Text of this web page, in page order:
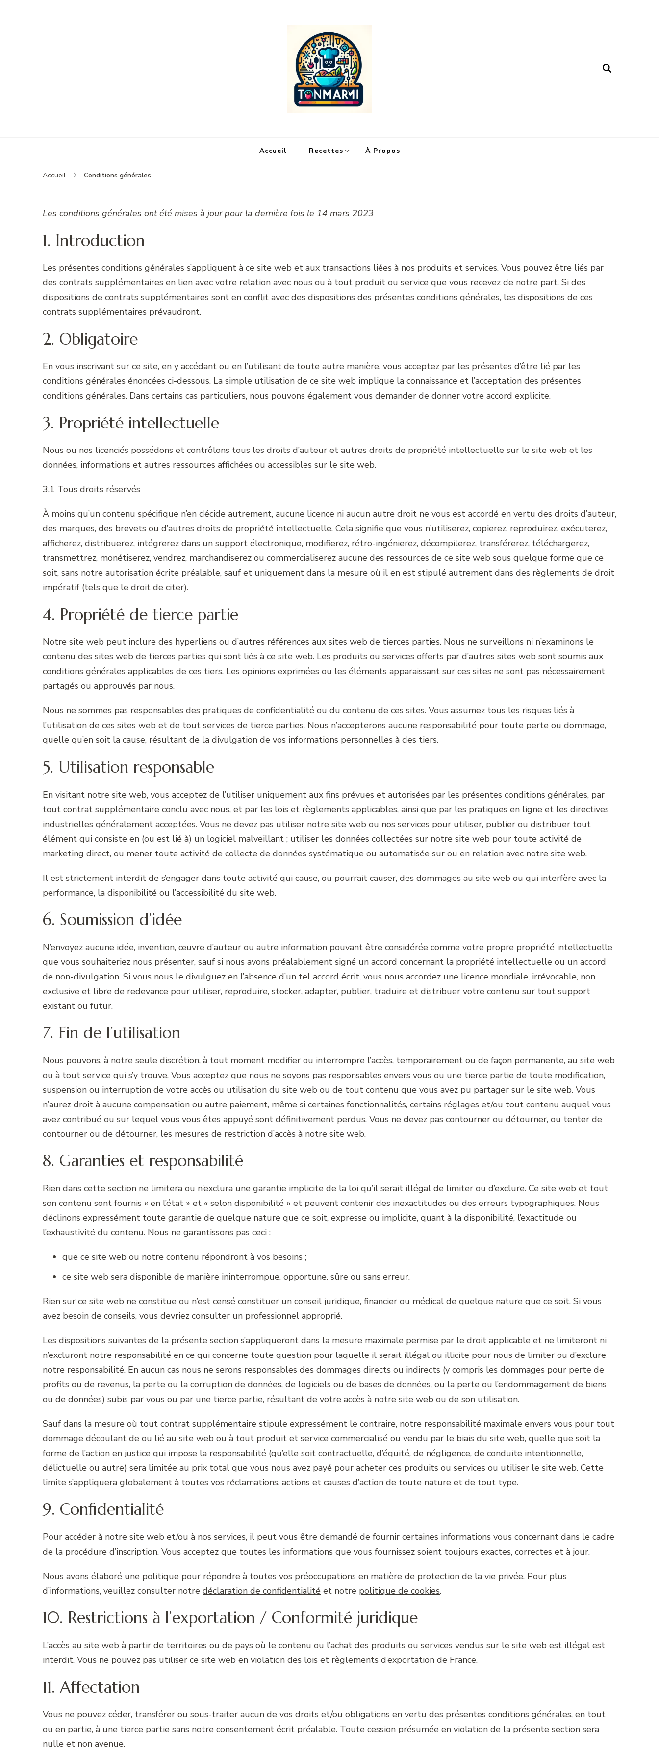
Accueil Recettes À Propos
Accueil Conditions générales
Les conditions générales ont été mises à jour pour la dernière fois le 14 mars 2023
1. Introduction
Les présentes conditions générales s’appliquent à ce site web et aux transactions liées à nos produits et services. Vous pouvez être liés par
des contrats supplémentaires en lien avec votre relation avec nous ou à tout produit ou service que vous recevez de notre part. Si des
dispositions de contrats supplémentaires sont en conflit avec des dispositions des présentes conditions générales, les dispositions de ces
contrats supplémentaires prévaudront.
2. Obligatoire
En vous inscrivant sur ce site, en y accédant ou en l’utilisant de toute autre manière, vous acceptez par les présentes d’être lié par les
conditions générales énoncées ci-dessous. La simple utilisation de ce site web implique la connaissance et l’acceptation des présentes
conditions générales. Dans certains cas particuliers, nous pouvons également vous demander de donner votre accord explicite.
3. Propriété intellectuelle
Nous ou nos licenciés possédons et contrôlons tous les droits d’auteur et autres droits de propriété intellectuelle sur le site web et les
données, informations et autres ressources affichées ou accessibles sur le site web.
3.1 Tous droits réservés
À moins qu’un contenu spécifique n’en décide autrement, aucune licence ni aucun autre droit ne vous est accordé en vertu des droits d’auteur,
des marques, des brevets ou d’autres droits de propriété intellectuelle. Cela signifie que vous n’utiliserez, copierez, reproduirez, exécuterez,
afficherez, distribuerez, intégrerez dans un support électronique, modifierez, rétro-ingénierez, décompilerez, transférerez, téléchargerez,
transmettrez, monétiserez, vendrez, marchandiserez ou commercialiserez aucune des ressources de ce site web sous quelque forme que ce
soit, sans notre autorisation écrite préalable, sauf et uniquement dans la mesure où il en est stipulé autrement dans des règlements de droit
impératif (tels que le droit de citer).
4. Propriété de tierce partie
Notre site web peut inclure des hyperliens ou d’autres références aux sites web de tierces parties. Nous ne surveillons ni n’examinons le
contenu des sites web de tierces parties qui sont liés à ce site web. Les produits ou services offerts par d’autres sites web sont soumis aux
conditions générales applicables de ces tiers. Les opinions exprimées ou les éléments apparaissant sur ces sites ne sont pas nécessairement
partagés ou approuvés par nous.
Nous ne sommes pas responsables des pratiques de confidentialité ou du contenu de ces sites. Vous assumez tous les risques liés à
l’utilisation de ces sites web et de tout services de tierce parties. Nous n’accepterons aucune responsabilité pour toute perte ou dommage,
quelle qu’en soit la cause, résultant de la divulgation de vos informations personnelles à des tiers.
5. Utilisation responsable
En visitant notre site web, vous acceptez de l’utiliser uniquement aux fins prévues et autorisées par les présentes conditions générales, par
tout contrat supplémentaire conclu avec nous, et par les lois et règlements applicables, ainsi que par les pratiques en ligne et les directives
industrielles généralement acceptées. Vous ne devez pas utiliser notre site web ou nos services pour utiliser, publier ou distribuer tout
élément qui consiste en (ou est lié à) un logiciel malveillant ; utiliser les données collectées sur notre site web pour toute activité de
marketing direct, ou mener toute activité de collecte de données systématique ou automatisée sur ou en relation avec notre site web.
Il est strictement interdit de s’engager dans toute activité qui cause, ou pourrait causer, des dommages au site web ou qui interfère avec la
performance, la disponibilité ou l’accessibilité du site web.
6. Soumission d’idée
N’envoyez aucune idée, invention, œuvre d’auteur ou autre information pouvant être considérée comme votre propre propriété intellectuelle
que vous souhaiteriez nous présenter, sauf si nous avons préalablement signé un accord concernant la propriété intellectuelle ou un accord
de non-divulgation. Si vous nous le divulguez en l’absence d’un tel accord écrit, vous nous accordez une licence mondiale, irrévocable, non
exclusive et libre de redevance pour utiliser, reproduire, stocker, adapter, publier, traduire et distribuer votre contenu sur tout support
existant ou futur.
7. Fin de l’utilisation
Nous pouvons, à notre seule discrétion, à tout moment modifier ou interrompre l’accès, temporairement ou de façon permanente, au site web
ou à tout service qui s’y trouve. Vous acceptez que nous ne soyons pas responsables envers vous ou une tierce partie de toute modification,
suspension ou interruption de votre accès ou utilisation du site web ou de tout contenu que vous avez pu partager sur le site web. Vous
n’aurez droit à aucune compensation ou autre paiement, même si certaines fonctionnalités, certains réglages et/ou tout contenu auquel vous
avez contribué ou sur lequel vous vous êtes appuyé sont définitivement perdus. Vous ne devez pas contourner ou détourner, ou tenter de
contourner ou de détourner, les mesures de restriction d’accès à notre site web.
8. Garanties et responsabilité
Rien dans cette section ne limitera ou n’exclura une garantie implicite de la loi qu’il serait illégal de limiter ou d’exclure. Ce site web et tout
son contenu sont fournis « en l’état » et « selon disponibilité » et peuvent contenir des inexactitudes ou des erreurs typographiques. Nous
déclinons expressément toute garantie de quelque nature que ce soit, expresse ou implicite, quant à la disponibilité, l’exactitude ou
l’exhaustivité du contenu. Nous ne garantissons pas ceci :
que ce site web ou notre contenu répondront à vos besoins ;
ce site web sera disponible de manière ininterrompue, opportune, sûre ou sans erreur.
Rien sur ce site web ne constitue ou n’est censé constituer un conseil juridique, financier ou médical de quelque nature que ce soit. Si vous
avez besoin de conseils, vous devriez consulter un professionnel approprié.
Les dispositions suivantes de la présente section s’appliqueront dans la mesure maximale permise par le droit applicable et ne limiteront ni
n’excluront notre responsabilité en ce qui concerne toute question pour laquelle il serait illégal ou illicite pour nous de limiter ou d’exclure
notre responsabilité. En aucun cas nous ne serons responsables des dommages directs ou indirects (y compris les dommages pour perte de
profits ou de revenus, la perte ou la corruption de données, de logiciels ou de bases de données, ou la perte ou l’endommagement de biens
ou de données) subis par vous ou par une tierce partie, résultant de votre accès à notre site web ou de son utilisation.
Sauf dans la mesure où tout contrat supplémentaire stipule expressément le contraire, notre responsabilité maximale envers vous pour tout
dommage découlant de ou lié au site web ou à tout produit et service commercialisé ou vendu par le biais du site web, quelle que soit la
forme de l’action en justice qui impose la responsabilité (qu’elle soit contractuelle, d’équité, de négligence, de conduite intentionnelle,
délictuelle ou autre) sera limitée au prix total que vous nous avez payé pour acheter ces produits ou services ou utiliser le site web. Cette
limite s’appliquera globalement à toutes vos réclamations, actions et causes d’action de toute nature et de tout type.
9. Confidentialité
Pour accéder à notre site web et/ou à nos services, il peut vous être demandé de fournir certaines informations vous concernant dans le cadre
de la procédure d’inscription. Vous acceptez que toutes les informations que vous fournissez soient toujours exactes, correctes et à jour.
Nous avons élaboré une politique pour répondre à toutes vos préoccupations en matière de protection de la vie privée. Pour plus
d’informations, veuillez consulter notre déclaration de confidentialité et notre politique de cookies.
10. Restrictions à l’exportation / Conformité juridique
L’accès au site web à partir de territoires ou de pays où le contenu ou l’achat des produits ou services vendus sur le site web est illégal est
interdit. Vous ne pouvez pas utiliser ce site web en violation des lois et règlements d’exportation de France.
11. Affectation
Vous ne pouvez céder, transférer ou sous-traiter aucun de vos droits et/ou obligations en vertu des présentes conditions générales, en tout
ou en partie, à une tierce partie sans notre consentement écrit préalable. Toute cession présumée en violation de la présente section sera
nulle et non avenue.